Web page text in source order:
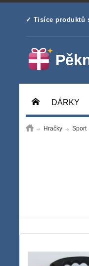
✓ Tisíce produktů
DÁRKY
Hračky Sport